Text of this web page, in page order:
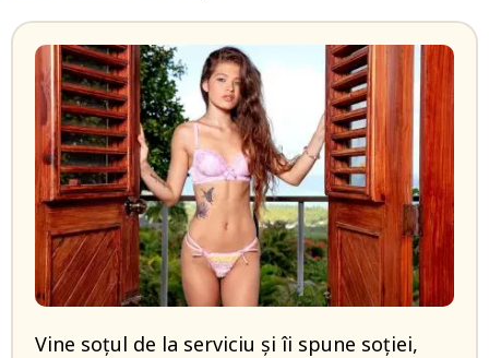
Vine soțul de la serviciu și îi spune soției,